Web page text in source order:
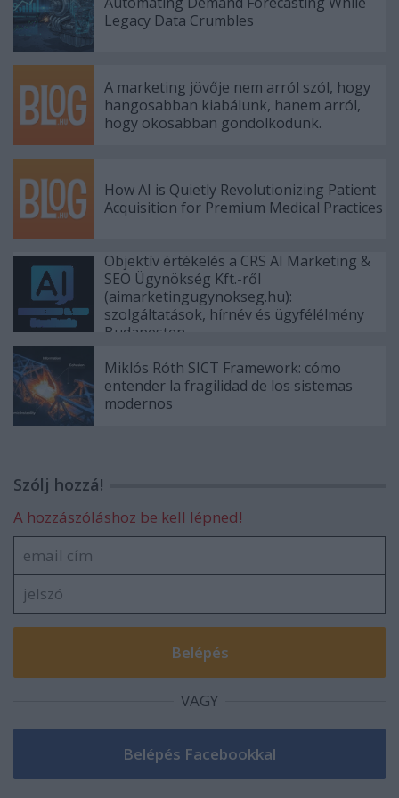
Legacy Data Crumbles
A marketing jövője nem arról szól, hogy
hangosabban kiabálunk, hanem arról,
hogy okosabban gondolkodunk.
How AI is Quietly Revolutionizing Patient
Acquisition for Premium Medical Practices
Objektív értékelés a CRS AI Marketing &
SEO Ügynökség Kft.-ről
(aimarketingugynokseg.hu):
szolgáltatások, hírnév és ügyfélélmény
Budapesten
Miklós Róth SICT Framework: cómo
entender la fragilidad de los sistemas
modernos
Szólj hozzá!
A hozzászóláshoz be kell lépned!
VAGY